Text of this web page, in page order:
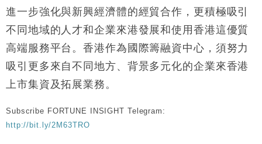
進一步強化與新興經濟體的經貿合作，更積極吸引
不同地域的人才和企業來港發展和使用香港這優質
高端服務平台。香港作為國際籌融資中心，須努力
吸引更多來自不同地方、背景多元化的企業來香港
上市集資及拓展業務。
Subscribe FORTUNE INSIGHT Telegram:
http://bit.ly/2M63TRO